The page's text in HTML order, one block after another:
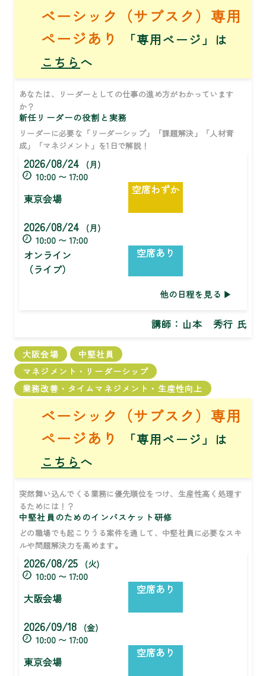
ベーシック（サブスク）専用
ページあり
「専用ページ」は
こちら へ
あなたは、リーダーとしての仕事の進め方がわかっています
か？
新任リーダーの役割と実務
リーダーに必要な「リーダーシップ」「課題解決」「人材育
成」「マネジメント」を1日で解説！
2026/08/24
(月)
10:00 〜 17:00
東京会場
空席わずか
2026/08/24
(月)
10:00 〜 17:00
オンライン
（ライブ）
空席あり
他の日程を見る
講師： 山本 秀行 氏
大阪会場
中堅社員
マネジメント・リーダーシップ
業務改善・タイムマネジメント・生産性向上
ベーシック（サブスク）専用
ページあり
「専用ページ」は
こちら へ
突然舞い込んでくる業務に優先順位をつけ、生産性高く処理す
るためには！？
中堅社員のためのインバスケット研修
どの職場でも起こりうる案件を通して、中堅社員に必要なスキ
ルや問題解決力を高めます。
2026/08/25
(火)
10:00 〜 17:00
大阪会場
空席あり
2026/09/18
(金)
10:00 〜 17:00
東京会場
空席あり